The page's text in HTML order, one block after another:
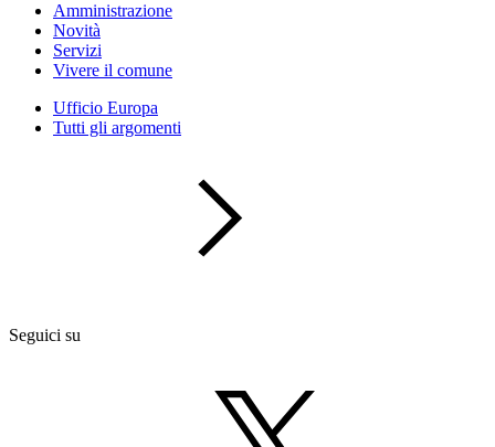
Amministrazione
Novità
Servizi
Vivere il comune
Ufficio Europa
Tutti gli argomenti
Seguici su